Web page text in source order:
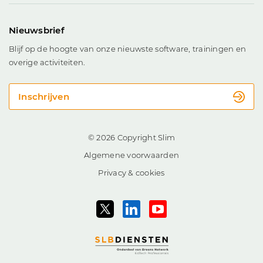
Nieuwsbrief
Blijf op de hoogte van onze nieuwste software, trainingen en
overige activiteiten.
Inschrijven
© 2026 Copyright Slim
Algemene voorwaarden
Privacy & cookies